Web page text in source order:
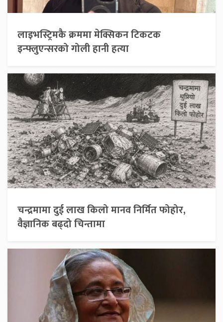
लाइभस्ट्रिमकै क्रममा मेक्सिकन टिकटक
इन्फ्लुएन्सरको गोली हानी हत्या
चन्द्रमामा दुई लाख किलो मानव निर्मित फोहोर,
वैज्ञानिक बढ्दो चिन्तामा